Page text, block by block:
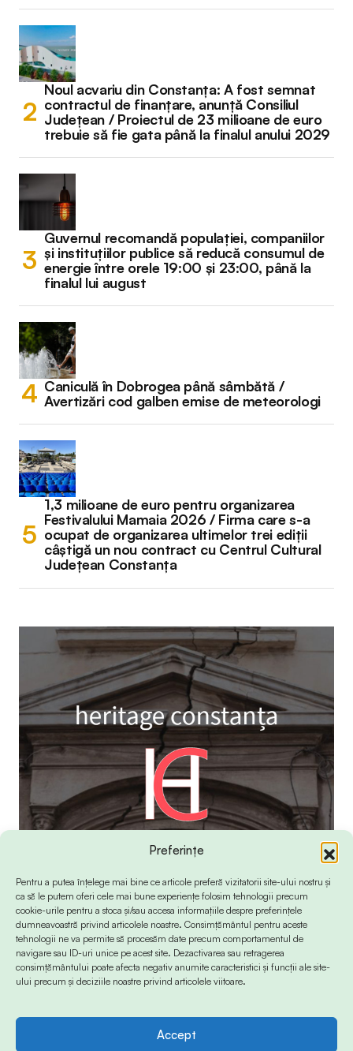
Preferințe
Pentru a putea înțelege mai bine ce articole preferă vizitatorii site-ului nostru și
ca să le putem oferi cele mai bune experiențe folosim tehnologii precum
cookie-urile pentru a stoca și/sau accesa informațiile despre preferințele
dumneavoastră privind articolele noastre. Consimțământul pentru aceste
tehnologii ne va permite să procesăm date precum comportamentul de
navigare sau ID-uri unice pe acest site. Dezactivarea sau retragerea
consimțământului poate afecta negativ anumite caracteristici și funcții ale site-
ului precum și deciziile noastre privind articolele viitoare.
Accept
Noul acvariu din Constanța: A fost semnat
contractul de finanțare, anunță Consiliul
Județean / Proiectul de 23 milioane de euro
trebuie să fie gata până la finalul anului 2029
Guvernul recomandă populației, companiilor
și instituțiilor publice să reducă consumul de
energie între orele 19:00 și 23:00, până la
finalul lui august
Caniculă în Dobrogea până sâmbătă /
Avertizări cod galben emise de meteorologi
1,3 milioane de euro pentru organizarea
Festivalului Mamaia 2026 / Firma care s-a
ocupat de organizarea ultimelor trei ediții
câștigă un nou contract cu Centrul Cultural
Județean Constanța